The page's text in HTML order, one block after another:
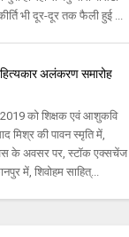
भी दूर-दूर तक फैली हुई ...
अलंकरण समारोह
2019 को शिक्षक एवं आशुकवि
मिश्र की पावन स्मृति में,
के अवसर पर, स्टॉक एक्सचेंज
में, शिवोहम साहित्...